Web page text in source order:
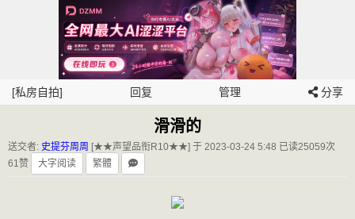
[私房自拍] 回复 管理 分享
滑滑的
送交者: 史提芬周周 [★★声望品衔R10★★] 于 2023-03-24 5:48 已读25059次
61赞
大字阅读 繁體